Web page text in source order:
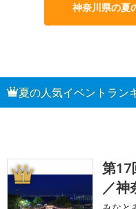
神奈川県の夏
夏の人気イベントラン
1
第17
／神